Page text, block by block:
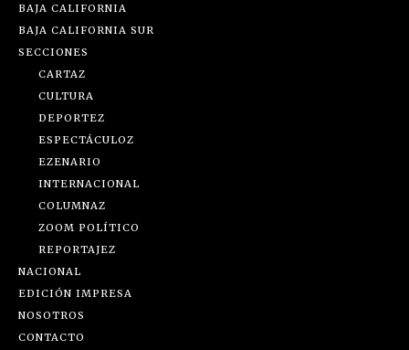
BAJA CALIFORNIA
BAJA CALIFORNIA SUR
SECCIONES
CARTAZ
CULTURA
DEPORTEZ
ESPECTÁCULOZ
EZENARIO
INTERNACIONAL
COLUMNAZ
ZOOM POLÍTICO
REPORTAJEZ
NACIONAL
EDICIÓN IMPRESA
NOSOTROS
CONTACTO